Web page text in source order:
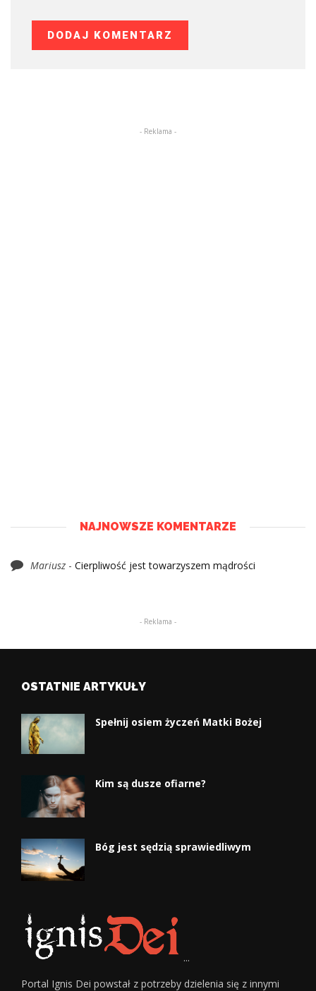
- Reklama -
NAJNOWSZE KOMENTARZE
Mariusz - Cierpliwość jest towarzyszem mądrości
- Reklama -
OSTATNIE ARTYKUŁY
Spełnij osiem życzeń Matki Bożej
Kim są dusze ofiarne?
Bóg jest sędzią sprawiedliwym
...
Portal Ignis Dei powstał z potrzeby dzielenia się z innymi